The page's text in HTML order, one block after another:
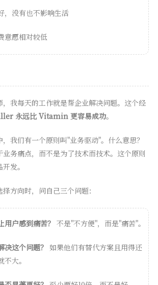
，没有也不影响生活
意愿相对较低
，我每天的工作就是帮企业解决问题。这个经
永远比 Vitamin 更容易成功。
我们有一个原则叫"业务驱动"。什么意思？
务痛点，而不是为了技术而技术。这个原则
发。
方向时，问自己三个问题：
用户感到痛苦？ 不是"不方便"，而是"痛苦"。
决这个问题？ 如果他们有替代方案且用得还
大。